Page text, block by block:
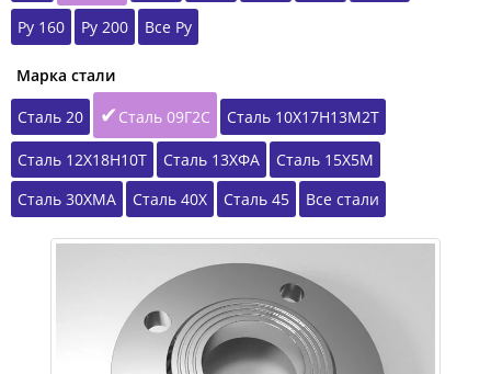
Ру 160 Ру 200 Все Ру
Марка стали
Сталь 20
Сталь 09Г2С Сталь 10Х17Н13М2Т
Сталь 12Х18Н10Т Сталь 13ХФА
Сталь 15Х5М
Сталь 30ХМА
Сталь 40Х Сталь 45 Все стали